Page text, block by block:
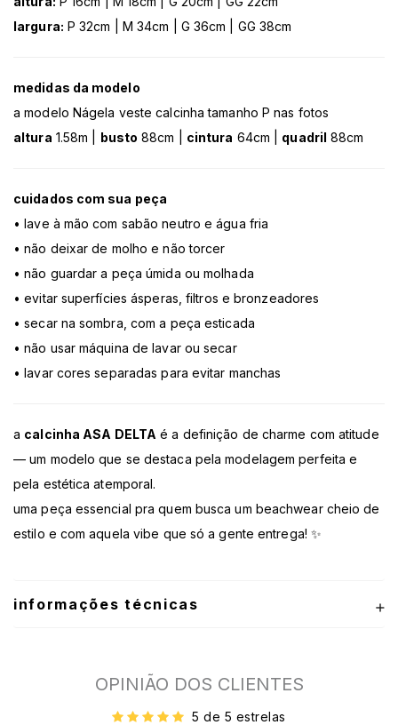
largura: P 32cm | M 34cm | G 36cm | GG 38cm
medidas da modelo
a modelo Nágela veste calcinha tamanho P nas fotos
altura 1.58m | busto 88cm | cintura 64cm | quadril 88cm
cuidados com sua peça
• lave à mão com sabão neutro e água fria
• não deixar de molho e não torcer
• não guardar a peça úmida ou molhada
• evitar superfícies ásperas, filtros e bronzeadores
• secar na sombra, com a peça esticada
• não usar máquina de lavar ou secar
• lavar cores separadas para evitar manchas
a calcinha ASA DELTA é a definição de charme com atitude
— um modelo que se destaca pela modelagem perfeita e
pela estética atemporal.
uma peça essencial pra quem busca um beachwear cheio de
estilo e com aquela vibe que só a gente entrega! ✨
informações técnicas
OPINIÃO DOS CLIENTES
5 de 5 estrelas